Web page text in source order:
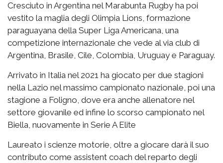
Cresciuto in Argentina nel Marabunta Rugby ha poi
vestito la maglia degli Olimpia Lions, formazione
paraguayana della Super Liga Americana, una
competizione internazionale che vede al via club di
Argentina, Brasile, Cile, Colombia, Uruguay e Paraguay.
Arrivato in Italia nel 2021 ha giocato per due stagioni
nella Lazio nel massimo campionato nazionale, poi una
stagione a Foligno, dove era anche allenatore nel
settore giovanile ed infine lo scorso campionato nel
Biella, nuovamente in Serie A Elite
Laureato i scienze motorie, oltre a giocare darà il suo
contributo come assistent coach del reparto degli